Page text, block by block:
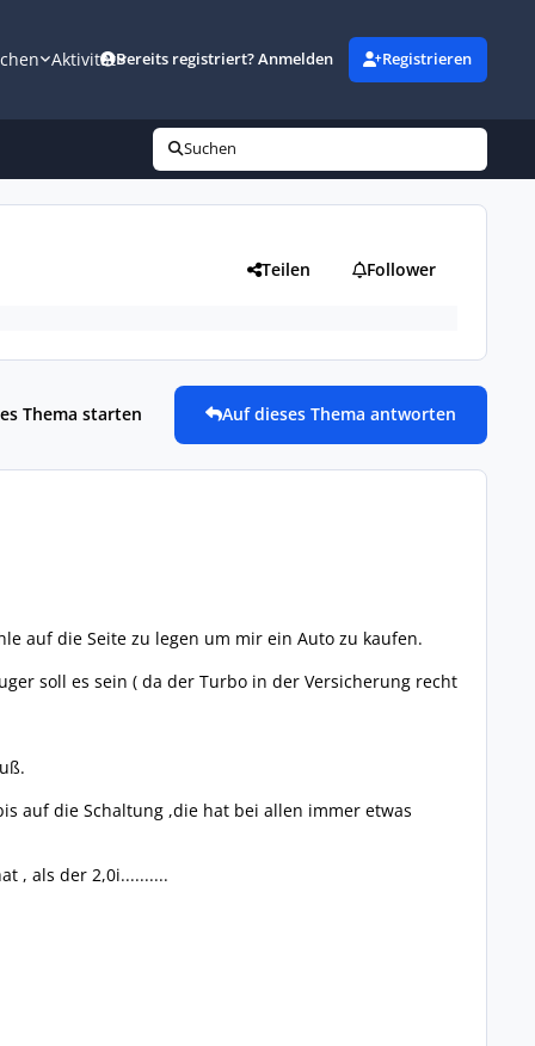
AktivitätBereits registriert? Anmelden Registrieren
Suchen
Teilen Follower
Thema starten Auf dieses Thema antworten
auf die Seite zu legen um mir ein Auto zu kaufen.
soll es sein ( da der Turbo in der Versicherung recht
auf die Schaltung ,die hat bei allen immer etwas
, als der 2,0i..........